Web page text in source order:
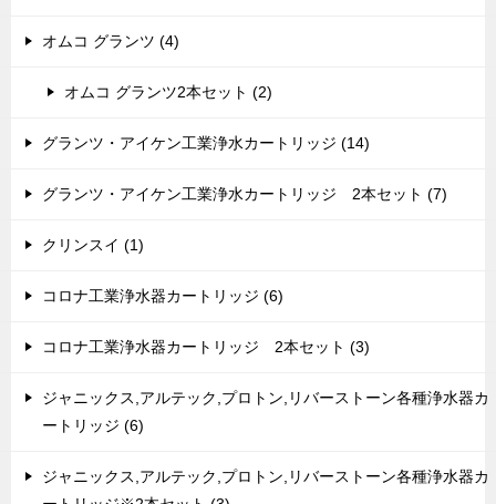
オムコ グランツ (4)
オムコ グランツ2本セット (2)
グランツ・アイケン工業浄水カートリッジ (14)
グランツ・アイケン工業浄水カートリッジ 2本セット (7)
クリンスイ (1)
コロナ工業浄水器カートリッジ (6)
コロナ工業浄水器カートリッジ 2本セット (3)
ジャニックス,アルテック,プロトン,リバーストーン各種浄水器カ
ートリッジ (6)
ジャニックス,アルテック,プロトン,リバーストーン各種浄水器カ